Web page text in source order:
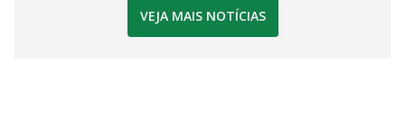
VEJA MAIS NOTÍCIAS